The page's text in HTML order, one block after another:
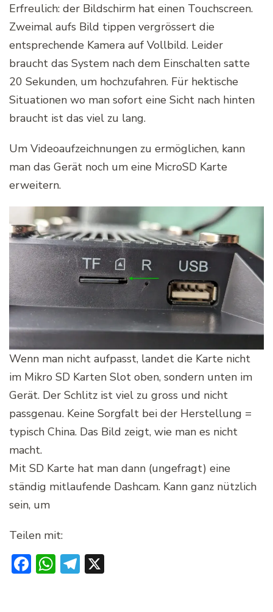
Erfreulich: der Bildschirm hat einen Touchscreen.
Zweimal aufs Bild tippen vergrössert die
entsprechende Kamera auf Vollbild. Leider
braucht das System nach dem Einschalten satte
20 Sekunden, um hochzufahren. Für hektische
Situationen wo man sofort eine Sicht nach hinten
braucht ist das viel zu lang.
Um Videoaufzeichnungen zu ermöglichen, kann
man das Gerät noch um eine MicroSD Karte
erweitern.
Wenn man nicht aufpasst, landet die Karte nicht
im Mikro SD Karten Slot oben, sondern unten im
Gerät. Der Schlitz ist viel zu gross und nicht
passgenau. Keine Sorgfalt bei der Herstellung =
typisch China. Das Bild zeigt, wie man es nicht
macht.
Mit SD Karte hat man dann (ungefragt) eine
ständig mitlaufende Dashcam. Kann ganz nützlich
sein, um
Teilen mit:
Facebook
WhatsApp
Telegram